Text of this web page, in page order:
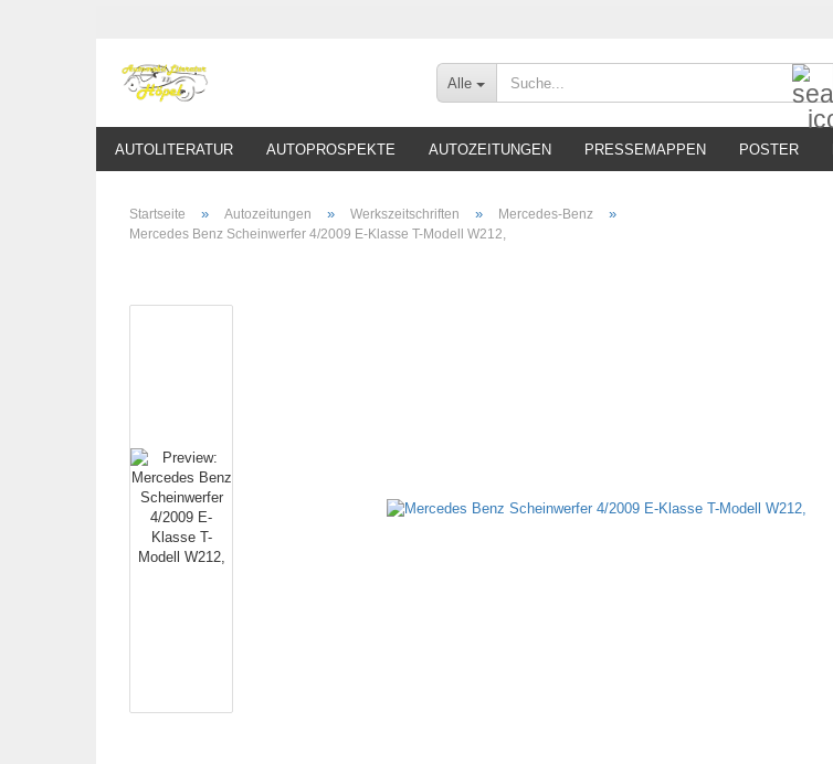
Alle
AUTOLITERATUR AUTOPROSPEKTE AUTOZEITUNGEN PRESSEMAPPEN POSTER
Startseite » Autozeitungen » Werkszeitschriften » Mercedes-Benz »
Mercedes Benz Scheinwerfer 4/2009 E-Klasse T-Modell W212,